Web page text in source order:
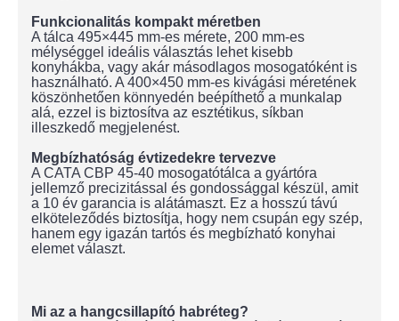
Funkcionalitás kompakt méretben
A tálca 495×445 mm-es mérete, 200 mm-es
mélységgel ideális választás lehet kisebb
konyhákba, vagy akár másodlagos mosogatóként is
használható. A 400×450 mm-es kivágási méretének
köszönhetően könnyedén beépíthető a munkalap
alá, ezzel is biztosítva az esztétikus, síkban
illeszkedő megjelenést.
Megbízhatóság évtizedekre tervezve
A CATA CBP 45-40 mosogatótálca a gyártóra
jellemző precizitással és gondossággal készül, amit
a 10 év garancia is alátámaszt. Ez a hosszú távú
elköteleződés biztosítja, hogy nem csupán egy szép,
hanem egy igazán tartós és megbízható konyhai
elemet választ.
Mi az a hangcsillapító habréteg?